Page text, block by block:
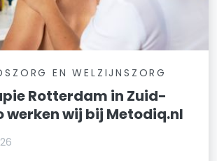
EN WELZIJNSZORG
Rotterdam in Zuid-
werken wij bij Metodiq.nl